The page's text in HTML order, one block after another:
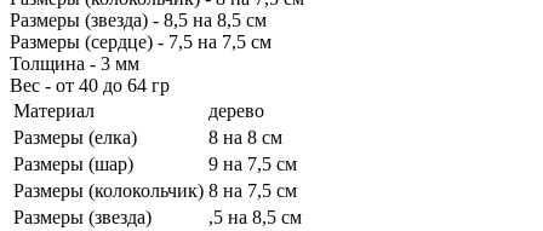
Размеры (звезда) - 8,5 на 8,5 см
Размеры (сердце) - 7,5 на 7,5 см
Толщина - 3 мм
Вес - от 40 до 64 гр
Материал
дерево
Размеры (елка)
8 на 8 см
Размеры (шар)
9 на 7,5 см
Размеры (колокольчик) 8 на 7,5 см
Размеры (звезда)
,5 на 8,5 см